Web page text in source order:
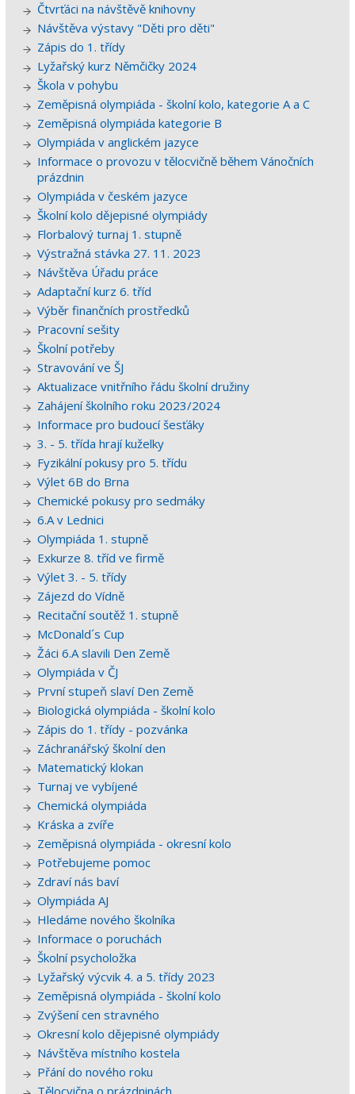
Čtvrťáci na návštěvě knihovny
Návštěva výstavy "Děti pro děti"
Zápis do 1. třídy
Lyžařský kurz Němčičky 2024
Škola v pohybu
Zeměpisná olympiáda - školní kolo, kategorie A a C
Zeměpisná olympiáda kategorie B
Olympiáda v anglickém jazyce
Informace o provozu v tělocvičně během Vánočních
prázdnin
Olympiáda v českém jazyce
Školní kolo dějepisné olympiády
Florbalový turnaj 1. stupně
Výstražná stávka 27. 11. 2023
Návštěva Úřadu práce
Adaptační kurz 6. tříd
Výběr finančních prostředků
Pracovní sešity
Školní potřeby
Stravování ve ŠJ
Aktualizace vnitřního řádu školní družiny
Zahájení školního roku 2023/2024
Informace pro budoucí šesťáky
3. - 5. třída hrají kuželky
Fyzikální pokusy pro 5. třídu
Výlet 6B do Brna
Chemické pokusy pro sedmáky
6.A v Lednici
Olympiáda 1. stupně
Exkurze 8. tříd ve firmě
Výlet 3. - 5. třídy
Zájezd do Vídně
Recitační soutěž 1. stupně
McDonald´s Cup
Žáci 6.A slavili Den Země
Olympiáda v ČJ
První stupeň slaví Den Země
Biologická olympiáda - školní kolo
Zápis do 1. třídy - pozvánka
Záchranářský školní den
Matematický klokan
Turnaj ve vybíjené
Chemická olympiáda
Kráska a zvíře
Zeměpisná olympiáda - okresní kolo
Potřebujeme pomoc
Zdraví nás baví
Olympiáda AJ
Hledáme nového školníka
Informace o poruchách
Školní psycholožka
Lyžařský výcvik 4. a 5. třídy 2023
Zeměpisná olympiáda - školní kolo
Zvýšení cen stravného
Okresní kolo dějepisné olympiády
Návštěva místního kostela
Přání do nového roku
Tělocvična o prázdninách